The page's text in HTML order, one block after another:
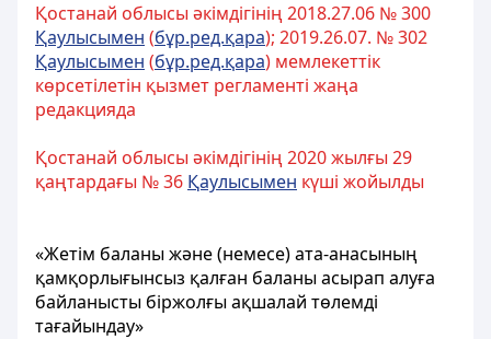
Қостанай облысы әкімдігінің 2018.27.06 № 300
Қаулысымен (бұр.ред.қара); 2019.26.07. № 302
Қаулысымен (бұр.ред.қара) мемлекеттік
көрсетілетін қызмет регламенті жаңа
редакцияда
Қостанай облысы әкімдігінің 2020 жылғы 29
қаңтардағы № 36 Қаулысымен күші жойылды
«Жетім баланы және (немесе) ата-анасының
қамқорлығынсыз қалған баланы асырап алуға
байланысты біржолғы ақшалай төлемді
тағайындау»